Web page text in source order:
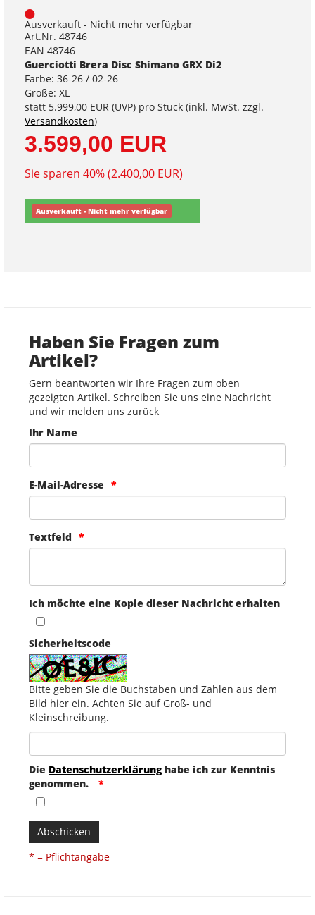
Ausverkauft - Nicht mehr verfügbar
Art.Nr. 48746
EAN 48746
Guerciotti Brera Disc Shimano GRX Di2
Farbe: 36-26 / 02-26
Größe: XL
statt 5.999,00 EUR (UVP) pro Stück (inkl. MwSt. zzgl.
Versandkosten)
3.599,00 EUR
Sie sparen 40% (2.400,00 EUR)
Ausverkauft - Nicht mehr verfügbar
Haben Sie Fragen zum
Artikel?
Gern beantworten wir Ihre Fragen zum oben
gezeigten Artikel. Schreiben Sie uns eine Nachricht
und wir melden uns zurück
Ihr Name
E-Mail-Adresse
Textfeld
Ich möchte eine Kopie dieser Nachricht erhalten
Sicherheitscode
Bitte geben Sie die Buchstaben und Zahlen aus dem
Bild hier ein. Achten Sie auf Groß- und
Kleinschreibung.
Die Datenschutzerklärunghabe ich zur Kenntnis
genommen.
Abschicken
* = Pflichtangabe